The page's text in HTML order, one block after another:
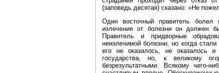
(заповедь десятая) сказано: «Не
Один восточный правитель
излечения от болезни он должен
Правитель и придворные
неизлечимой болезни, но когда
его не оказалось, не оказалось
государства, но, к великому
безрезультатными. Всякому